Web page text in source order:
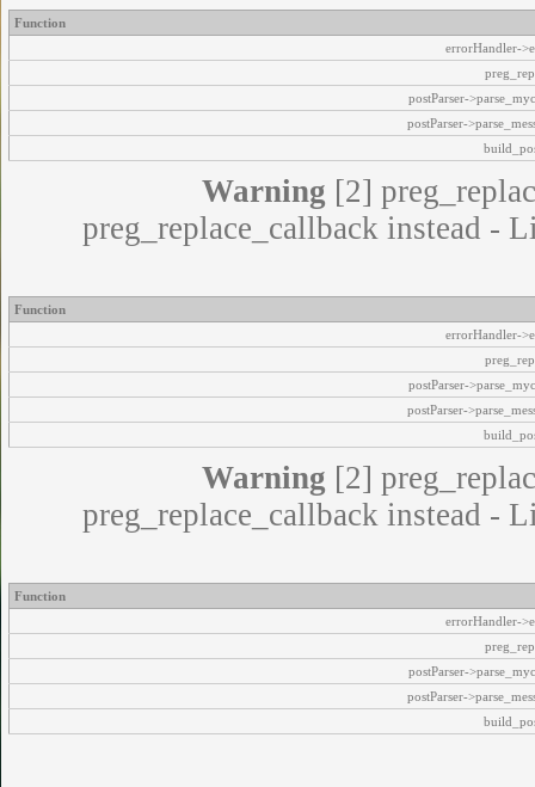
Function
errorHandler-
postParser-
postParser-
Warning [2]
preg_replace_callback instead -
Function
errorHandler-
postParser-
postParser-
Warning [2]
preg_replace_callback instead -
Function
errorHandler-
postParser-
postParser-